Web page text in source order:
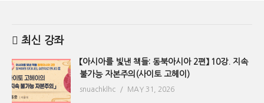
최신 강좌
【아시아를 빛낸 책들: 동북아시아 2편】 10강. 지속
불가능 자본주의(사이토 고헤이)
snuachklhc MAY 31, 2026